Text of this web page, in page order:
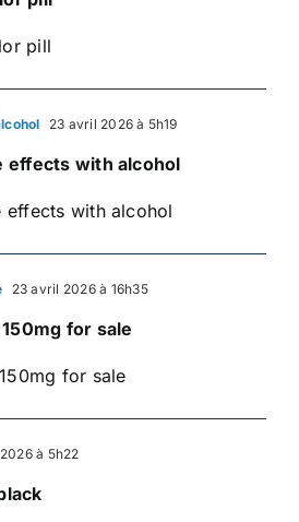
pill
23 avril 2026 à 5h19
effects with alcohol
effects with alcohol
23 avril 2026 à 16h35
for sale
for sale
à 5h22